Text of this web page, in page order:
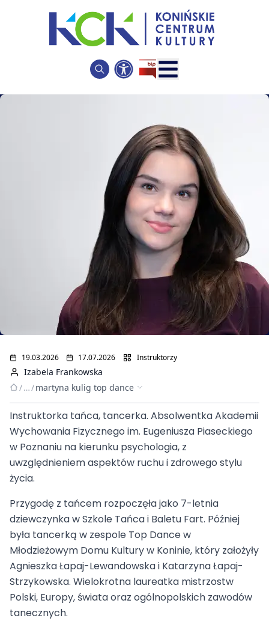
Martyna Kulig. Top
Dance
19.03.2026 17.07.2026 Instruktorzy
Izabela Frankowska
/…/martyna kulig top dance
Instruktorka tańca, tancerka. Absolwentka Akademii
Wychowania Fizycznego im. Eugeniusza Piaseckiego
w Poznaniu na kierunku psychologia, z
uwzględnieniem aspektów ruchu i zdrowego stylu
życia.
Przygodę z tańcem rozpoczęła jako 7-letnia
dziewczynka w Szkole Tańca i Baletu Fart. Później
była tancerką w zespole Top Dance w
Młodzieżowym Domu Kultury w Koninie, który założyły
Agnieszka Łapaj-Lewandowska i Katarzyna Łapaj-
Strzykowska. Wielokrotna laureatka mistrzostw
Polski, Europy, świata oraz ogólnopolskich zawodów
tanecznych.